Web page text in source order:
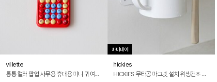
villette
통통 컬러 팝업 사무용 휴대용 미니 귀여운 계산기
바바데이
hickies
HICKIES 무타공 마그넷 설치 위생건조 거꾸로 양치컵 칫솔꽂이 깔끔 욕실 물컵